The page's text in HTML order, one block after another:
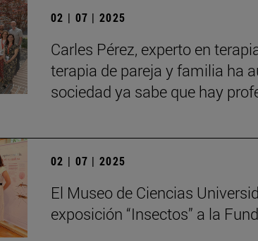
02 | 07 | 2025
Carles Pérez, experto en
terapia de pareja y familia ha
sociedad ya sabe que hay
02 | 07 | 2025
El Museo de Ciencias
exposición “Insectos” a la